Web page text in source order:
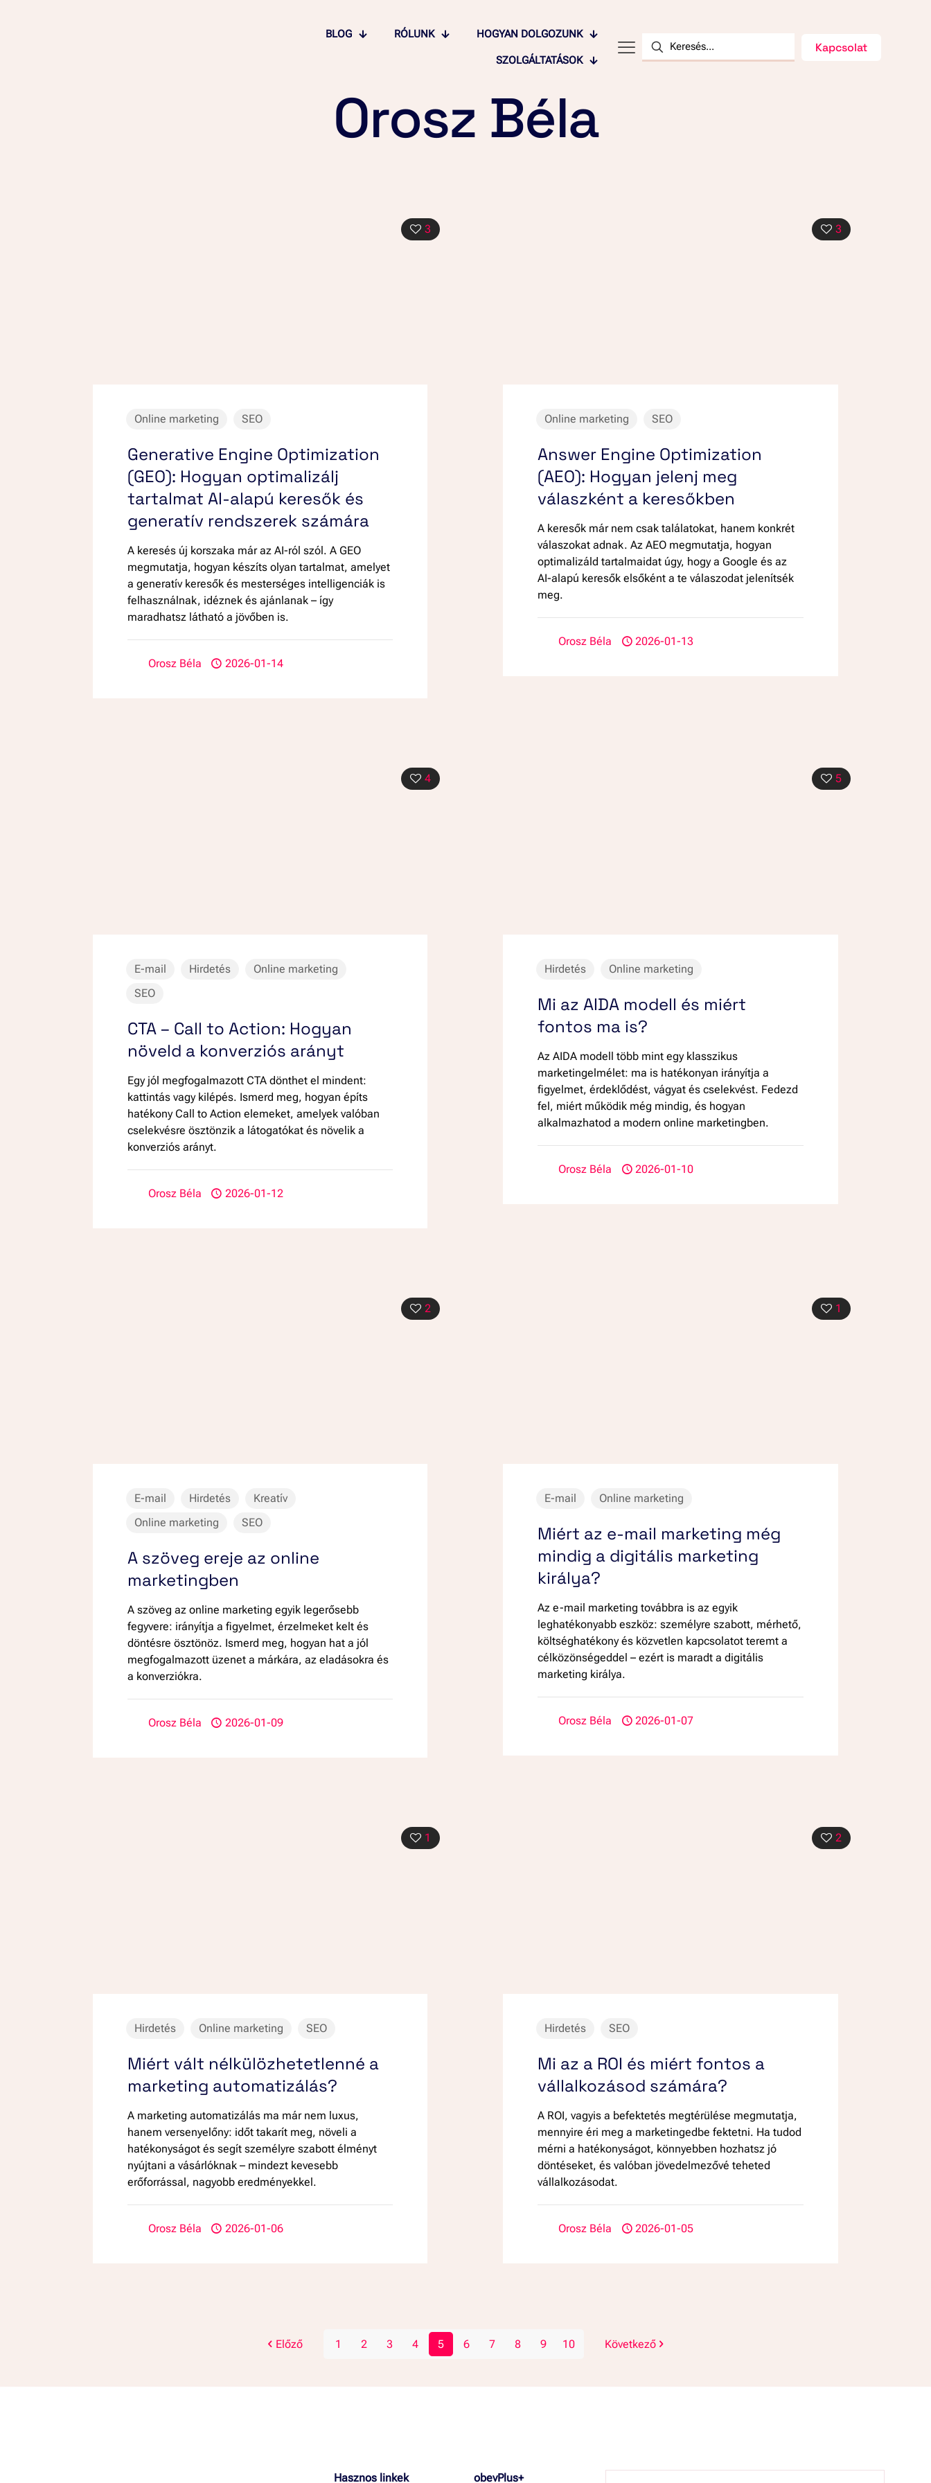
BLOG RÓLUNK HOGYAN DOLGOZUNK
SZOLGÁLTATÁSOK
Kapcsolat
Orosz Béla
3
Online marketing SEO
Generative Engine Optimization
(GEO): Hogyan optimalizálj
tartalmat AI-alapú keresők és
generatív rendszerek számára
A keresés új korszaka már az AI-ról szól. A GEO
megmutatja, hogyan készíts olyan tartalmat, amelyet
a generatív keresők és mesterséges intelligenciák is
felhasználnak, idéznek és ajánlanak – így
maradhatsz látható a jövőben is.
Orosz Béla 2026-01-14
3
Online marketing SEO
Answer Engine Optimization
(AEO): Hogyan jelenj meg
válaszként a keresőkben
A keresők már nem csak találatokat, hanem konkrét
válaszokat adnak. Az AEO megmutatja, hogyan
optimalizáld tartalmaidat úgy, hogy a Google és az
AI-alapú keresők elsőként a te válaszodat jelenítsék
meg.
Orosz Béla 2026-01-13
4
E-mail Hirdetés
Online marketing
SEO
CTA – Call to Action: Hogyan
növeld a konverziós arányt
Egy jól megfogalmazott CTA dönthet el mindent:
kattintás vagy kilépés. Ismerd meg, hogyan építs
hatékony Call to Action elemeket, amelyek valóban
cselekvésre ösztönzik a látogatókat és növelik a
konverziós arányt.
Orosz Béla 2026-01-12
5
Hirdetés Online marketing
Mi az AIDA modell és miért
fontos ma is?
Az AIDA modell több mint egy klasszikus
marketingelmélet: ma is hatékonyan irányítja a
figyelmet, érdeklődést, vágyat és cselekvést. Fedezd
fel, miért működik még mindig, és hogyan
alkalmazhatod a modern online marketingben.
Orosz Béla 2026-01-10
2
E-mail Hirdetés
Kreatív
Online marketing
SEO
A szöveg ereje az online
marketingben
A szöveg az online marketing egyik legerősebb
fegyvere: irányítja a figyelmet, érzelmeket kelt és
döntésre ösztönöz. Ismerd meg, hogyan hat a jól
megfogalmazott üzenet a márkára, az eladásokra és
a konverziókra.
Orosz Béla 2026-01-09
1
E-mail Online marketing
Miért az e-mail marketing még
mindig a digitális marketing
királya?
Az e-mail marketing továbbra is az egyik
leghatékonyabb eszköz: személyre szabott, mérhető,
költséghatékony és közvetlen kapcsolatot teremt a
célközönségeddel – ezért is maradt a digitális
marketing királya.
Orosz Béla 2026-01-07
1
Hirdetés Online marketing SEO
Miért vált nélkülözhetetlenné a
marketing automatizálás?
A marketing automatizálás ma már nem luxus,
hanem versenyelőny: időt takarít meg, növeli a
hatékonyságot és segít személyre szabott élményt
nyújtani a vásárlóknak – mindezt kevesebb
erőforrással, nagyobb eredményekkel.
Orosz Béla 2026-01-06
2
Hirdetés SEO
Mi az a ROI és miért fontos a
vállalkozásod számára?
A ROI, vagyis a befektetés megtérülése megmutatja,
mennyire éri meg a marketingedbe fektetni. Ha tudod
mérni a hatékonyságot, könnyebben hozhatsz jó
döntéseket, és valóban jövedelmezővé teheted
vállalkozásodat.
Orosz Béla 2026-01-05
Előző 1 2 3 4 5 6 7 8 9 10 Következő
Hasznos linkek obevPlus+